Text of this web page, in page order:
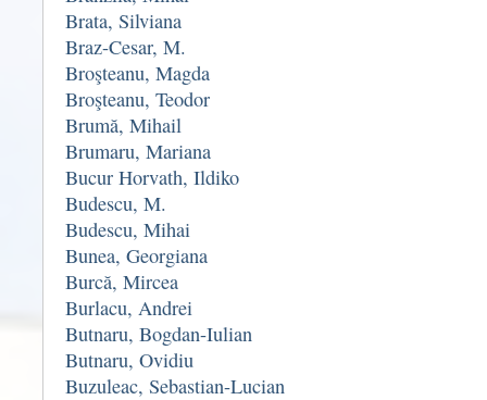
Brata, Silviana
Braz-Cesar, M.
Broşteanu, Magda
Broşteanu, Teodor
Brumă, Mihail
Brumaru, Mariana
Bucur Horvath, Ildiko
Budescu, M.
Budescu, Mihai
Bunea, Georgiana
Burcă, Mircea
Burlacu, Andrei
Butnaru, Bogdan-Iulian
Butnaru, Ovidiu
Buzuleac, Sebastian-Lucian